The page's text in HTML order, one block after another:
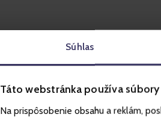
Súhlas
Táto webstránka používa
Na prispôsobenie obsahu a reklám,